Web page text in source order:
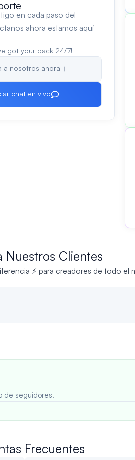
en cada paso del
ahora estamos aquí
got your back 24/7!
a nosotros ahora
chat en vivo
Nuestros Clientes
⚡ para creadores de todo el
de seguidores.
Frecuentes